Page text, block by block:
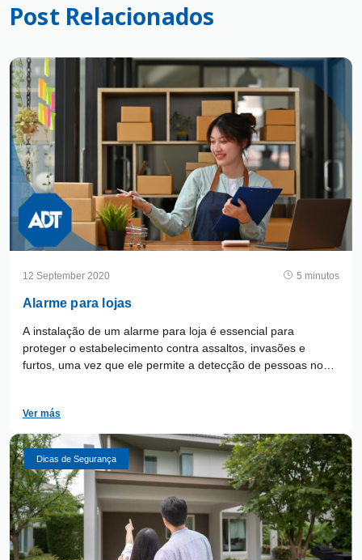
Post Relacionados
12 September 2020 5 minutos
Alarme para lojas
A instalação de um alarme para loja é essencial para
proteger o estabelecimento contra assaltos, invasões e
furtos, uma vez que ele permite a detecção de pessoas no
tranquilidade aos clientes.
Ver más
Dicas de Segurança